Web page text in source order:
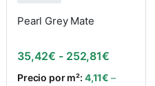
Pearl Grey Mate
35,42€ - 252,81€Rango
Precio por m²: 4,11€ –